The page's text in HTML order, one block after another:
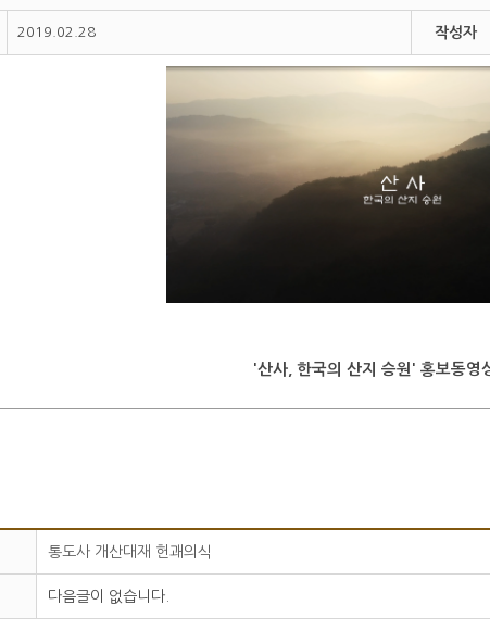
2019.02.28 작성자
'산사, 한국의 산지 승원' 홍보동영
통도사 개산대재 헌괘의식
다음글이 없습니다.